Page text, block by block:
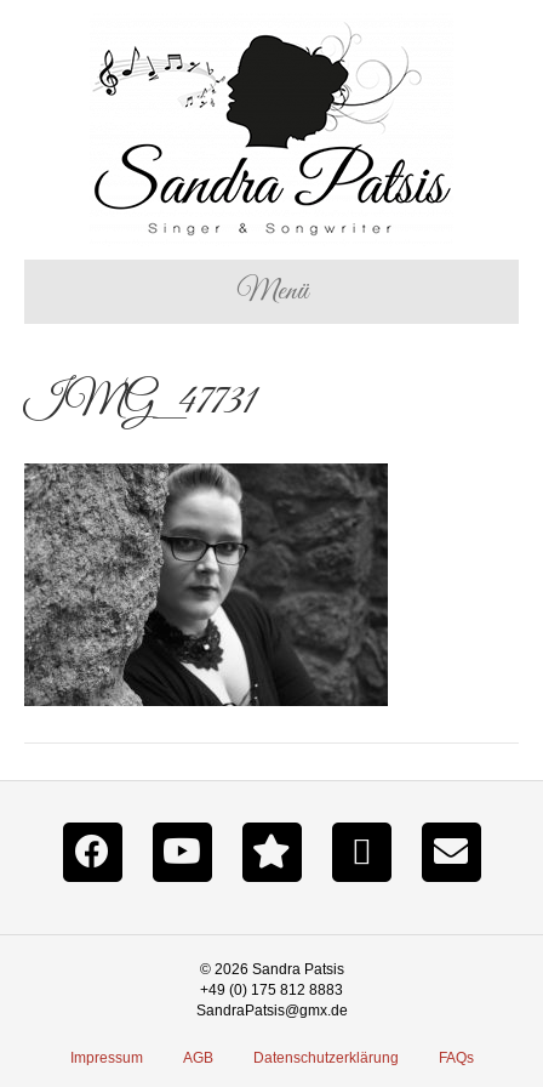
Menü
IMG_47731
© 2026 Sandra Patsis
+49 (0) 175 812 8883
SandraPatsis@gmx.de
Impressum AGB Datenschutzerklärung FAQs